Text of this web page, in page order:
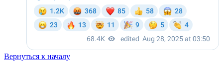
Вернуться к началу